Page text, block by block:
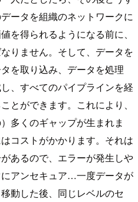
ータを組織のネットワークに
を得られるようになる前に、
りません。そして、データを
を取り込み、データを処理
、すべてのパイプラインを経
とができます。これにより、
多くのギャップが生まれま
コストがかかります。それは
あるので、エラーが発生しや
アンセキュア…一度データが
動した後、同じレベルのセ